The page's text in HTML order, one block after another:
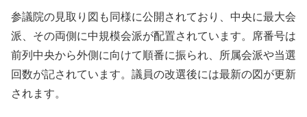
参議院の見取り図も同様に公開されており、中央に最大会
派、その両側に中規模会派が配置されています。席番号は
前列中央から外側に向けて順番に振られ、所属会派や当選
回数が記されています。議員の改選後には最新の図が更新
されます。